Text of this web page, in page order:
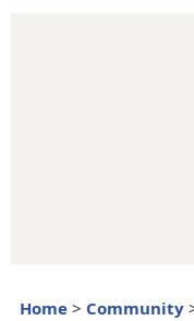
Home > Community